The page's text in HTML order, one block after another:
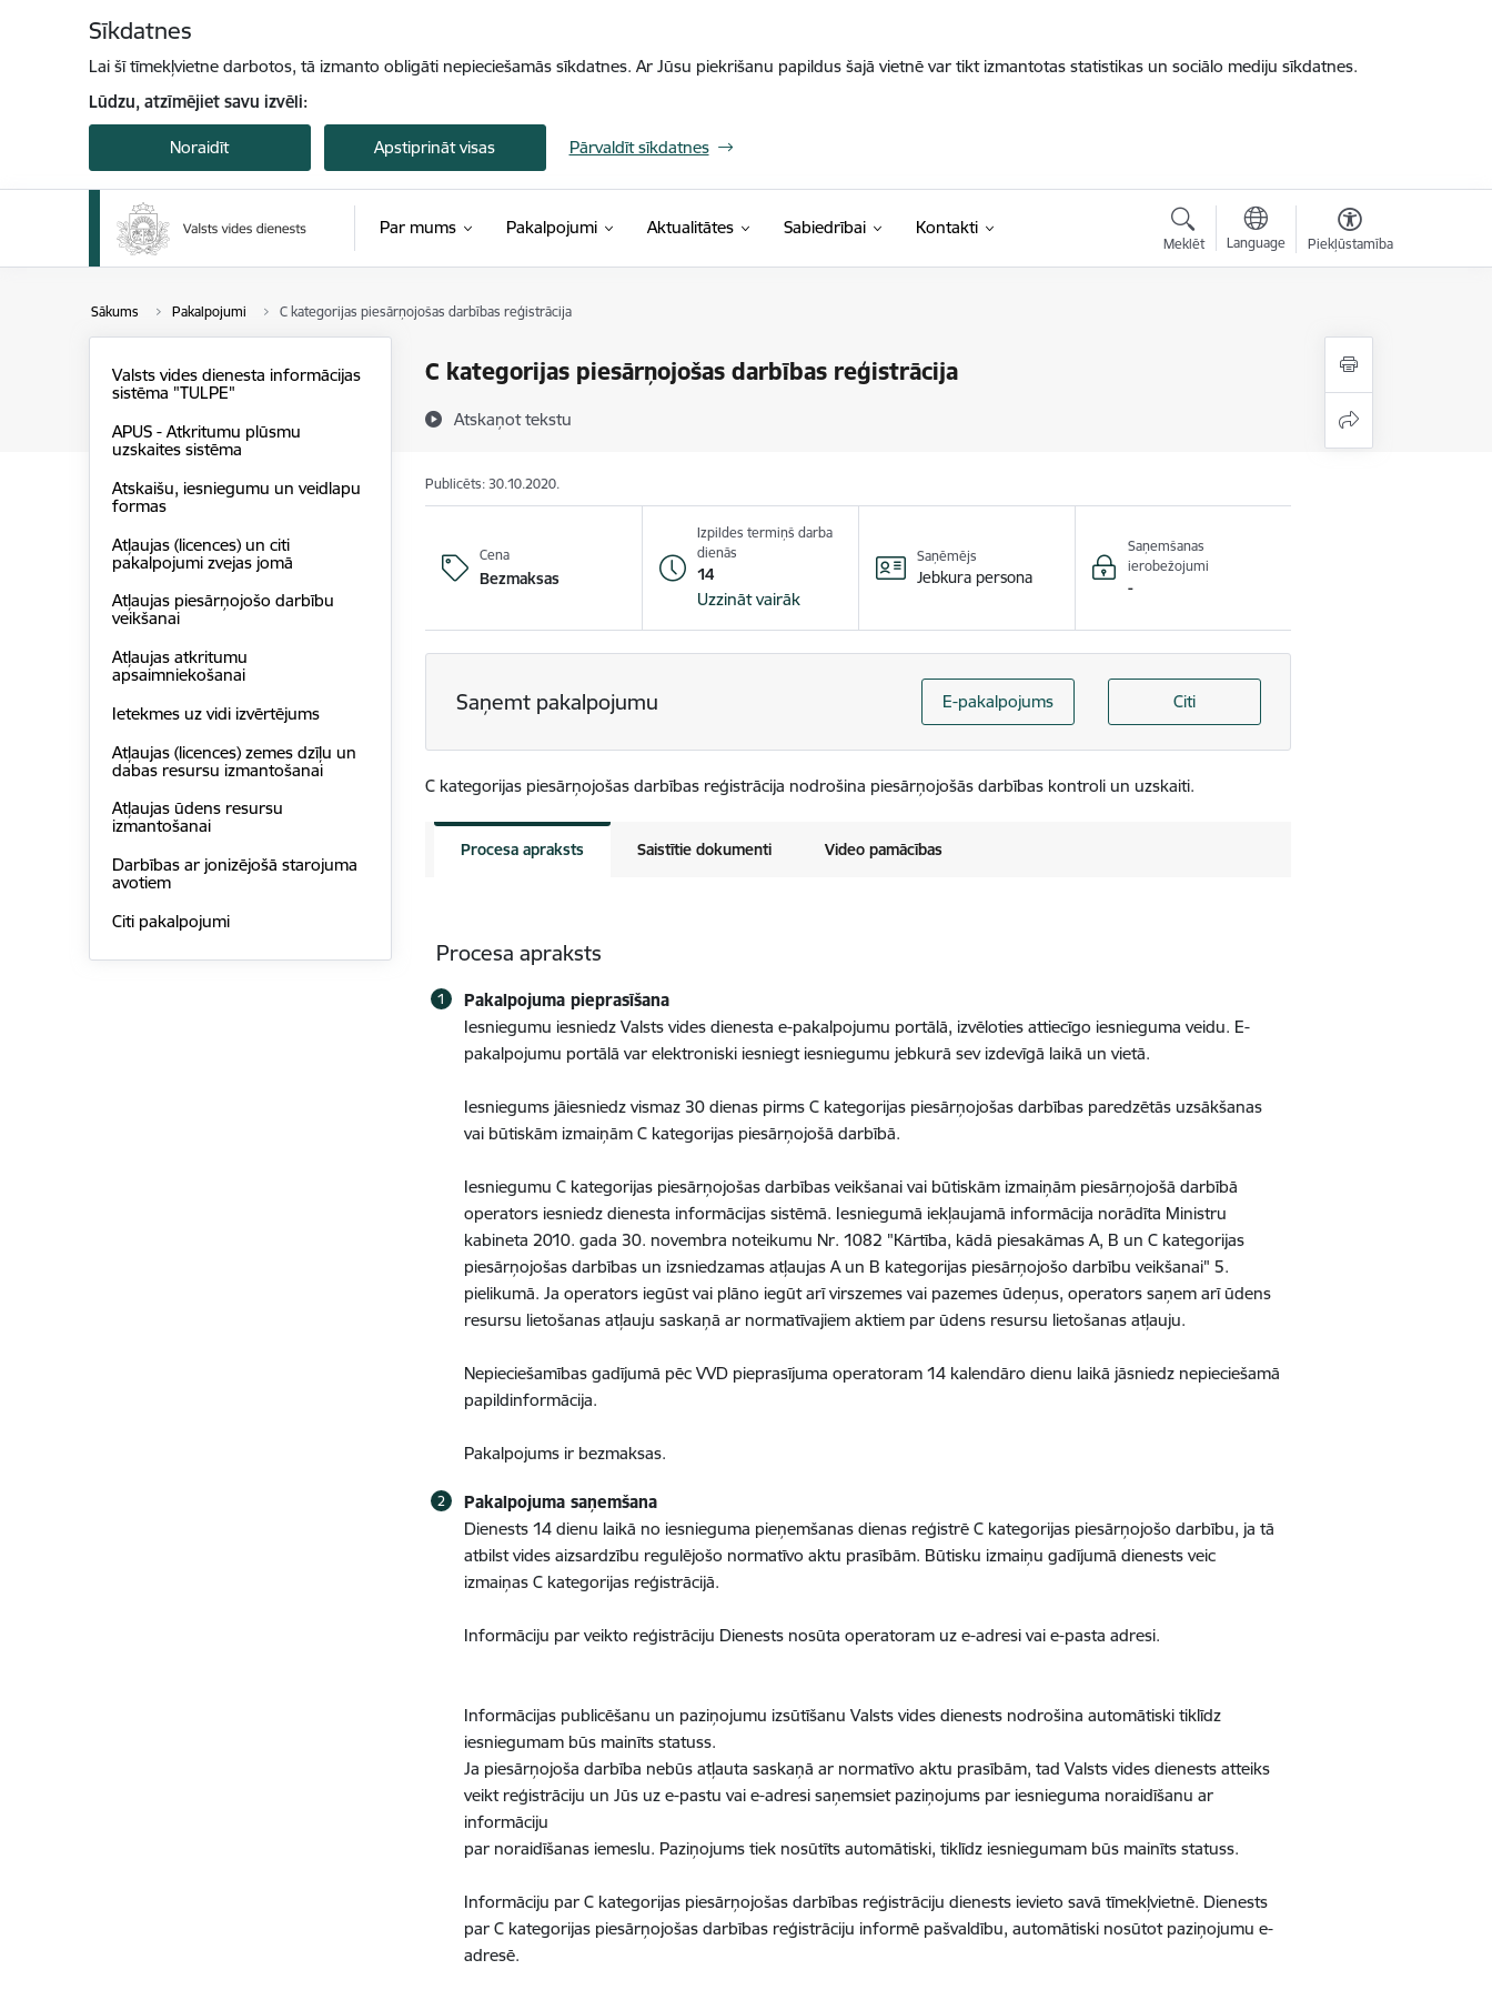
Sīkdatnes
Lai šī tīmekļvietne darbotos, tā izmanto obligāti nepieciešamās sīkdatnes. Ar Jūsu piekrišanu papildus šajā vietnē var tikt izmantotas statistikas un sociālo mediju sīkdatnes.
Lūdzu, atzīmējiet savu izvēli:
Noraidīt Apstiprināt visas Pārvaldīt sīkdatnes
Par mums Pakalpojumi Aktualitātes Sabiedrībai Kontakti
Meklēt Language Piekļūstamība
Sākums Pakalpojumi C kategorijas piesārņojošas darbības reģistrācija
C kategorijas piesārņojošas darbības reģistrācija
Atskaņot tekstu
Valsts vides dienesta informācijas
sistēma "TULPE"
APUS - Atkritumu plūsmu
uzskaites sistēma
Atskaišu, iesniegumu un veidlapu
formas
Atļaujas (licences) un citi
pakalpojumi zvejas jomā
Atļaujas piesārņojošo darbību
veikšanai
Atļaujas atkritumu
apsaimniekošanai
Ietekmes uz vidi izvērtējums
Atļaujas (licences) zemes dzīļu un
dabas resursu izmantošanai
Atļaujas ūdens resursu
izmantošanai
Darbības ar jonizējošā starojuma
avotiem
Citi pakalpojumi
Publicēts: 30.10.2020.
Cena
Bezmaksas
Izpildes termiņš darba
dienās
14
Uzzināt vairāk
Saņēmējs
Jebkura persona
Saņemšanas
ierobežojumi
-
Saņemt pakalpojumu E-pakalpojums Citi
C kategorijas piesārņojošas darbības reģistrācija nodrošina piesārņojošās darbības kontroli un uzskaiti.
Procesa apraksts Saistītie dokumenti Video pamācības
Procesa apraksts
Pakalpojuma pieprasīšana
Iesniegumu iesniedz Valsts vides dienesta e-pakalpojumu portālā, izvēloties attiecīgo iesnieguma veidu. E-
pakalpojumu portālā var elektroniski iesniegt iesniegumu jebkurā sev izdevīgā laikā un vietā.
Iesniegums jāiesniedz vismaz 30 dienas pirms C kategorijas piesārņojošas darbības paredzētās uzsākšanas
vai būtiskām izmaiņām C kategorijas piesārņojošā darbībā.
Iesniegumu C kategorijas piesārņojošas darbības veikšanai vai būtiskām izmaiņām piesārņojošā darbībā
operators iesniedz dienesta informācijas sistēmā. Iesniegumā iekļaujamā informācija norādīta Ministru
kabineta 2010. gada 30. novembra noteikumu Nr. 1082 "Kārtība, kādā piesakāmas A, B un C kategorijas
piesārņojošas darbības un izsniedzamas atļaujas A un B kategorijas piesārņojošo darbību veikšanai" 5.
pielikumā. Ja operators iegūst vai plāno iegūt arī virszemes vai pazemes ūdeņus, operators saņem arī ūdens
resursu lietošanas atļauju saskaņā ar normatīvajiem aktiem par ūdens resursu lietošanas atļauju.
Nepieciešamības gadījumā pēc VVD pieprasījuma operatoram 14 kalendāro dienu laikā jāsniedz nepieciešamā
papildinformācija.
Pakalpojums ir bezmaksas.
Pakalpojuma saņemšana
Dienests 14 dienu laikā no iesnieguma pieņemšanas dienas reģistrē C kategorijas piesārņojošo darbību, ja tā
atbilst vides aizsardzību regulējošo normatīvo aktu prasībām. Būtisku izmaiņu gadījumā dienests veic
izmaiņas C kategorijas reģistrācijā.
Informāciju par veikto reģistrāciju Dienests nosūta operatoram uz e-adresi vai e-pasta adresi.
Informācijas publicēšanu un paziņojumu izsūtīšanu Valsts vides dienests nodrošina automātiski tiklīdz
iesniegumam būs mainīts statuss.
Ja piesārņojoša darbība nebūs atļauta saskaņā ar normatīvo aktu prasībām, tad Valsts vides dienests atteiks
veikt reģistrāciju un Jūs uz e-pastu vai e-adresi saņemsiet paziņojums par iesnieguma noraidīšanu ar
informāciju
par noraidīšanas iemeslu. Paziņojums tiek nosūtīts automātiski, tiklīdz iesniegumam būs mainīts statuss.
Informāciju par C kategorijas piesārņojošas darbības reģistrāciju dienests ievieto savā tīmekļvietnē. Dienests
par C kategorijas piesārņojošas darbības reģistrāciju informē pašvaldību, automātiski nosūtot paziņojumu e-
adresē.